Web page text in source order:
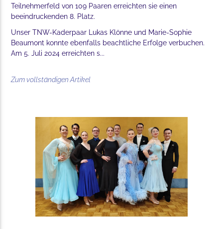
Teilnehmerfeld von 109 Paaren erreichten sie einen
beeindruckenden 8. Platz.
Unser TNW-Kaderpaar Lukas Klönne und Marie-Sophie
Beaumont konnte ebenfalls beachtliche Erfolge verbuchen.
Am 5. Juli 2024 erreichten s...
Zum vollständigen Artikel